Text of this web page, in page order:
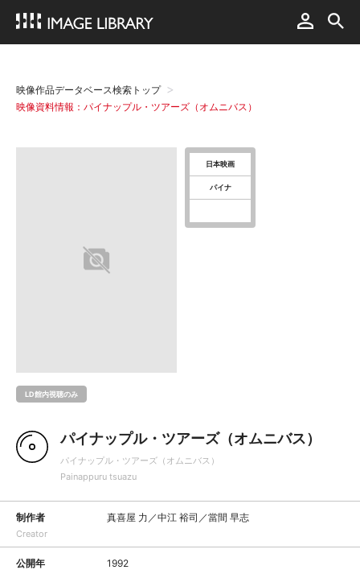
映像作品データベース検索トップ
映像資料情報：パイナップル・ツアーズ（オムニバス）
LD館内視聴のみ
日本映画
パイナ
パイナップル・ツアーズ（オムニバス）
パイナップル・ツアーズ（オムニバス）
Painappuru tsuazu
制作者
Creator
真喜屋 力／中江 裕司／當間 早志
公開年 1992